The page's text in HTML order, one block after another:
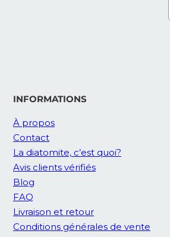
INFORMATIONS
À propos
Contact
La diatomite, c’est quoi?
Avis clients vérifiés
Blog
FAQ
Livraison et retour
Conditions générales de vente